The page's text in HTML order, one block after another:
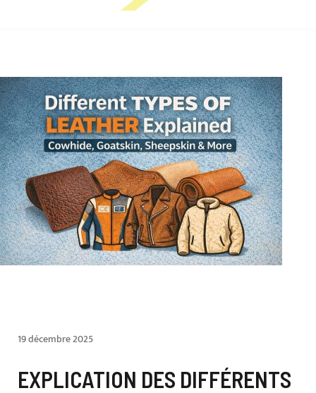
19 décembre 2025
EXPLICATION DES DIFFÉRENTS